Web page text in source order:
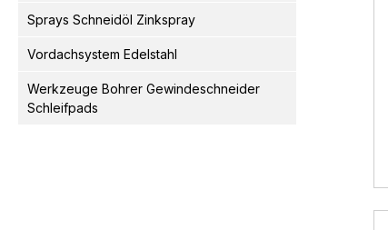
Sprays Schneidöl Zinkspray
Vordachsystem Edelstahl
Werkzeuge Bohrer Gewindeschneider
Schleifpads